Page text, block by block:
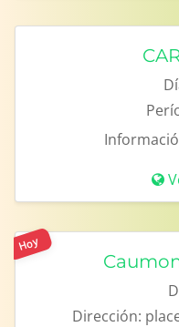
Hoy
Dirección: